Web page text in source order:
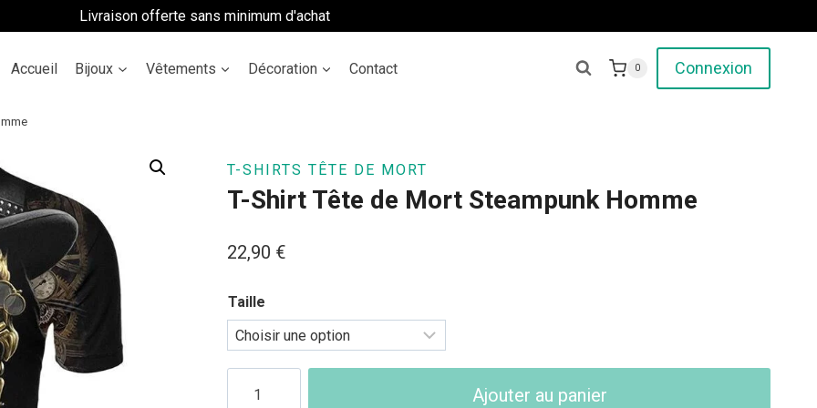
Livraison offerte sans minimum d'achat
Accueil Bijoux Vêtements Décoration Contact 0 Connexion
T-SHIRTS TÊTE DE MORT
T-Shirt Tête de Mort Steampunk Homme
22,90 €
Taille
Ajouter au panier